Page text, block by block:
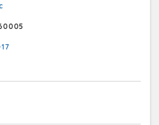
és kevesebb helyet is foglal
az első szállítmányt, 11
végén indítanak útnak. A
állítják majd össze